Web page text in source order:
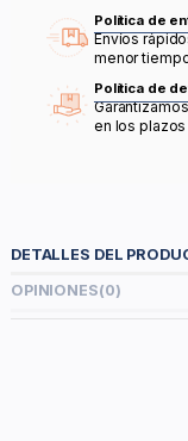
Política de
Envíos
menor
Política de
en los
DETALLES DEL
OPINIONES(0)